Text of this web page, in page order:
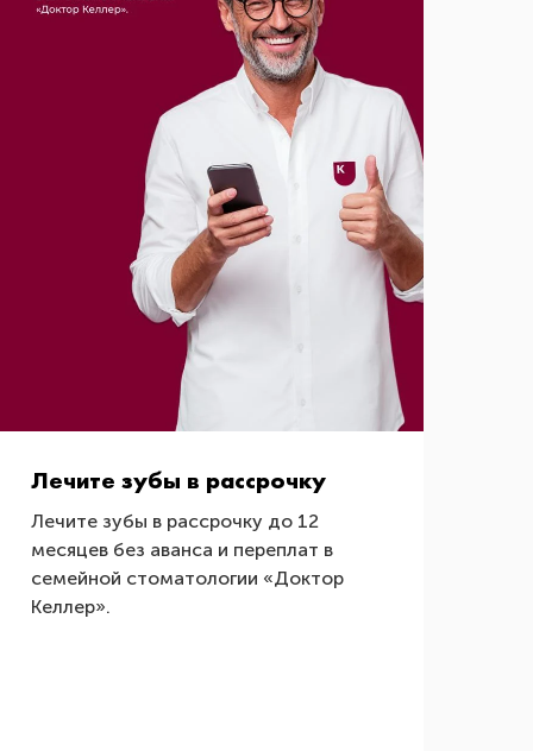
Лечите зубы в рассрочку
Лечите зубы в рассрочку до 12
месяцев без аванса и переплат в
семейной стоматологии «Доктор
Келлер».